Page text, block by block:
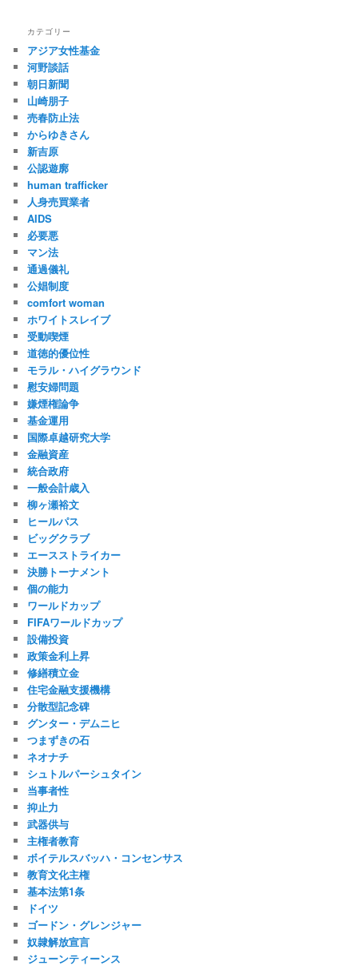
カテゴリー
アジア女性基金
河野談話
朝日新聞
山崎朋子
売春防止法
からゆきさん
新吉原
公認遊廓
human trafficker
人身売買業者
AIDS
必要悪
マン法
通過儀礼
公娼制度
comfort woman
ホワイトスレイブ
受動喫煙
道徳的優位性
モラル・ハイグラウンド
慰安婦問題
嫌煙権論争
基金運用
国際卓越研究大学
金融資産
統合政府
一般会計歳入
柳ヶ瀬裕文
ヒールパス
ビッグクラブ
エースストライカー
決勝トーナメント
個の能力
ワールドカップ
FIFAワールドカップ
設備投資
政策金利上昇
修繕積立金
住宅金融支援機構
分散型記念碑
グンター・デムニヒ
つまずきの石
ネオナチ
シュトルパーシュタイン
当事者性
抑止力
武器供与
主権者教育
ボイテルスバッハ・コンセンサス
教育文化主権
基本法第1条
ドイツ
ゴードン・グレンジャー
奴隷解放宣言
ジューンティーンス